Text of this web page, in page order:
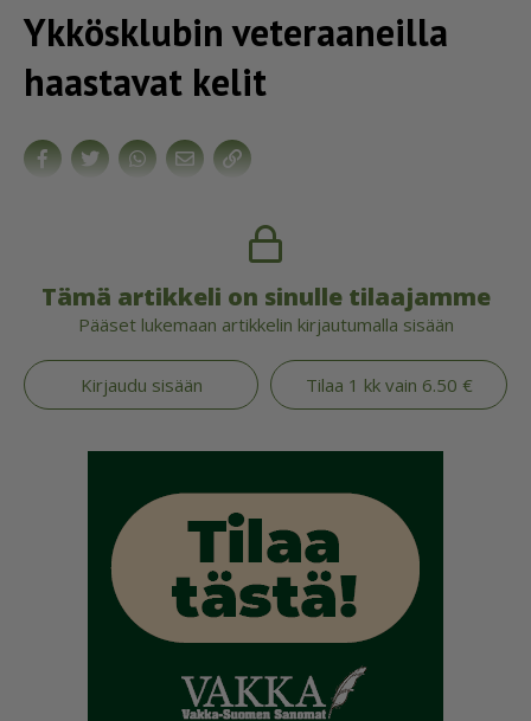
Ykkösklubin veteraaneilla
haastavat kelit
Tämä artikkeli on sinulle tilaajamme
Pääset lukemaan artikkelin kirjautumalla sisään
Kirjaudu sisään Tilaa 1 kk vain 6.50 €